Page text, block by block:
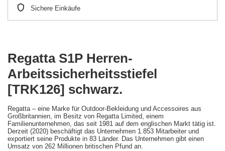
Sichere Einkäufe
Regatta S1P Herren-
Arbeitssicherheitsstiefel
[TRK126] schwarz.
Regatta – eine Marke für Outdoor-Bekleidung und Accessoires aus
Großbritannien, im Besitz von Regatta Limited, einem
Familienunternehmen, das seit 1981 auf dem englischen Markt tätig ist.
Derzeit (2020) beschäftigt das Unternehmen 1.853 Mitarbeiter und
exportiert seine Produkte in 83 Länder. Das Unternehmen gibt einen
Umsatz von 262 Millionen britischen Pfund an.